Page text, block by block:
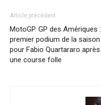
Article précédent
MotoGP. GP des Amériques :
premier podium de la saison
pour Fabio Quartararo après
une course folle